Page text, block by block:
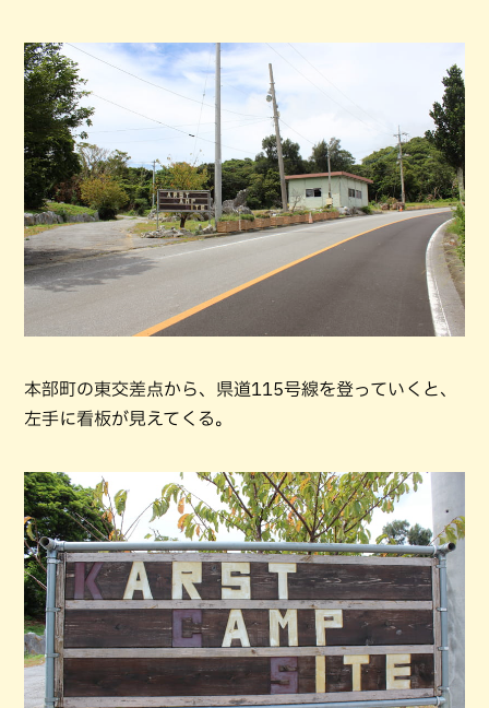
本部町の東交差点から、県道115号線を登っていくと、
左手に看板が見えてくる。